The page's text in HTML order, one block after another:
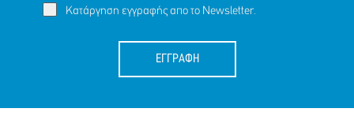
Κατάργηση εγγραφής απο το Newsletter.
ΕΓΓΡΑΦΗ